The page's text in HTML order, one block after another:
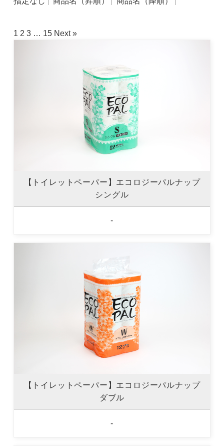
1 2 3 … 15 Next »
【トイレットペーパー】エコロジーパルナップ
シングル
-
【トイレットペーパー】エコロジーパルナップ
ダブル
-